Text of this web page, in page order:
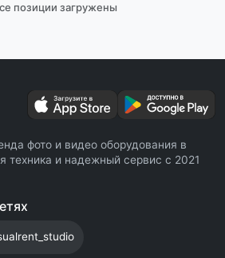
позиции загружены
фото и видео оборудования в
техника и надежный сервис с 2021